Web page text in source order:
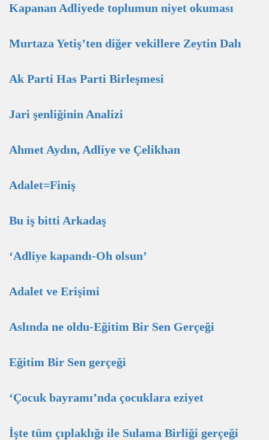
Kapanan Adliyede toplumun niyet okuması
Murtaza Yetiş’ten diğer vekillere Zeytin Dalı
Ak Parti Has Parti Birleşmesi
Jari şenliğinin Analizi
Ahmet Aydın, Adliye ve Çelikhan
Adalet=Finiş
Bu iş bitti Arkadaş
‘Adliye kapandı-Oh olsun’
Adalet ve Erişimi
Aslında ne oldu-Eğitim Bir Sen Gerçeği
Eğitim Bir Sen gerçeği
‘Çocuk bayramı’nda çocuklara eziyet
İşte tüm çıplaklığı ile Sulama Birliği gerçeği